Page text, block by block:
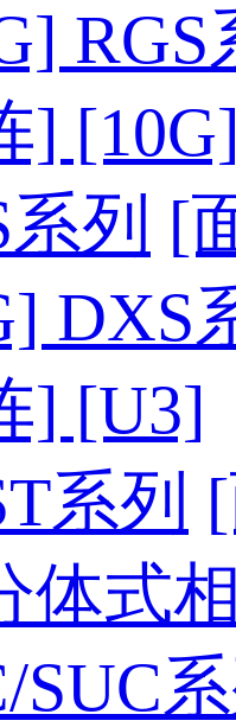
RGS
] [10G]
列 [
DXS
] [U3]
系列
体式
SUC